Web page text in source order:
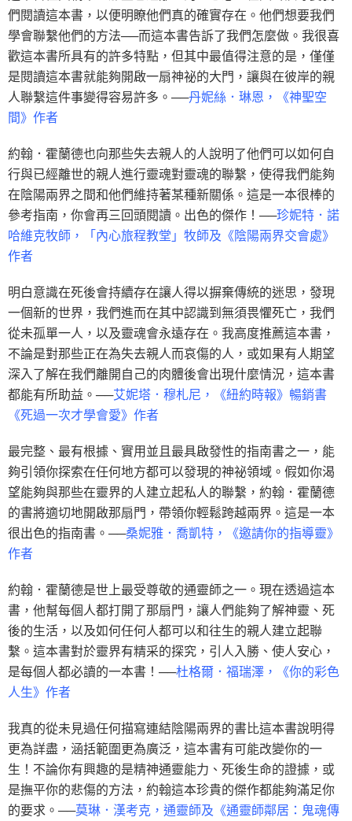
們閱讀這本書，以便明瞭他們真的確實存在。他們想要我們
學會聯繫他們的方法──而這本書告訴了我們怎麼做。我很喜
歡這本書所具有的許多特點，但其中最值得注意的是，僅僅
是閱讀這本書就能夠開啟一扇神祕的大門，讓與在彼岸的親
人聯繫這件事變得容易許多。──丹妮絲．琳恩，《神聖空
間》作者
約翰．霍蘭德也向那些失去親人的人說明了他們可以如何自
行與已經離世的親人進行靈魂對靈魂的聯繫，使得我們能夠
在陰陽兩界之間和他們維持著某種新關係。這是一本很棒的
參考指南，你會再三回頭閱讀。出色的傑作！──珍妮特．諾
哈維克牧師，「內心旅程教堂」牧師及《陰陽兩界交會處》
作者
明白意識在死後會持續存在讓人得以摒棄傳統的迷思，發現
一個新的世界，我們進而在其中認識到無須畏懼死亡，我們
從未孤單一人，以及靈魂會永遠存在。我高度推薦這本書，
不論是對那些正在為失去親人而哀傷的人，或如果有人期望
深入了解在我們離開自己的肉體後會出現什麼情況，這本書
都能有所助益。──艾妮塔．穆札尼，《紐約時報》暢銷書
《死過一次才學會愛》作者
最完整、最有根據、實用並且最具啟發性的指南書之一，能
夠引領你探索在任何地方都可以發現的神祕領域。假如你渴
望能夠與那些在靈界的人建立起私人的聯繫，約翰．霍蘭德
的書將適切地開啟那扇門，帶領你輕鬆跨越兩界。這是一本
很出色的指南書。──桑妮雅．喬凱特，《邀請你的指導靈》
作者
約翰．霍蘭德是世上最受尊敬的通靈師之一。現在透過這本
書，他幫每個人都打開了那扇門，讓人們能夠了解神靈、死
後的生活，以及如何任何人都可以和往生的親人建立起聯
繫。這本書對於靈界有精采的探究，引人入勝、使人安心，
是每個人都必讀的一本書！──杜格爾．福瑞澤，《你的彩色
人生》作者
我真的從未見過任何描寫連結陰陽兩界的書比這本書說明得
更為詳盡，涵括範圍更為廣泛，這本書有可能改變你的一
生！不論你有興趣的是精神通靈能力、死後生命的證據，或
是撫平你的悲傷的方法，約翰這本珍貴的傑作都能夠滿足你
的要求。──莫琳．漢考克，通靈師及《通靈師鄰居：鬼魂傳